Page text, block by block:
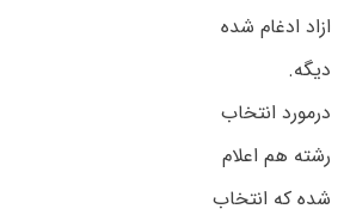
ازاد ادغام شده
دیگه.
درمورد انتخاب
رشته هم اعلام
شده که انتخاب